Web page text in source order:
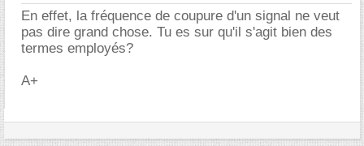
En effet, la fréquence de coupure d'un signal ne veut
pas dire grand chose. Tu es sur qu'il s'agit bien des
termes employés?
A+